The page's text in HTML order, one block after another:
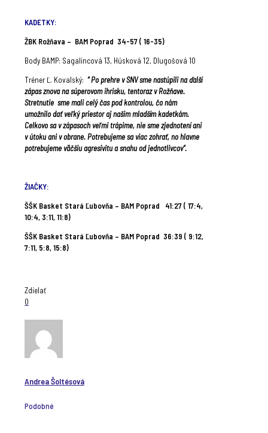
KADETKY:
ŽBK Rožňava – BAM Poprad 34-57 ( 16-35)
Body BAMP: Sagalincová 13, Húsková 12, Dlugošová 10
Tréner Ľ. Kovalský: “ Po prehre v SNV sme nastúpili na ďalší
zápas znova na súperovom ihrisku, tentoraz v Rožňave.
Stretnutie sme mali celý čas pod kontrolou, čo nám
umožnilo dať veľký priestor aj našim mladším kadetkám.
Celkovo sa v zápasoch veľmi trápime, nie sme zjednotení ani
v útoku ani v obrane. Potrebujeme sa viac zohrať, no hlavne
potrebujeme väčšiu agresivitu a snahu od jednotlivcov“.
ŽIAČKY:
ŠŠK Basket Stará Ľubovňa – BAM Poprad 41:27 ( 17:4,
10:4, 3:11, 11:8)
ŠŠK Basket Stará Ľubovňa – BAM Poprad 36:39 ( 9:12,
7:11, 5:8, 15:8)
Zdielať
0
Andrea Šoltésová
Podobné